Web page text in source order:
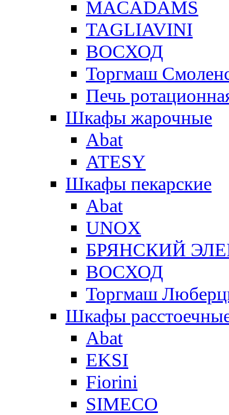
MACADAMS
TAGLIAVINI
ВОСХОД
Торгмаш
Печь
Шкафы жарочные
Abat
ATESY
Шкафы пекарские
Abat
UNOX
БРЯНСКИЙ
ВОСХОД
Торгмаш
Шкафы
Abat
EKSI
Fiorini
SIMECO